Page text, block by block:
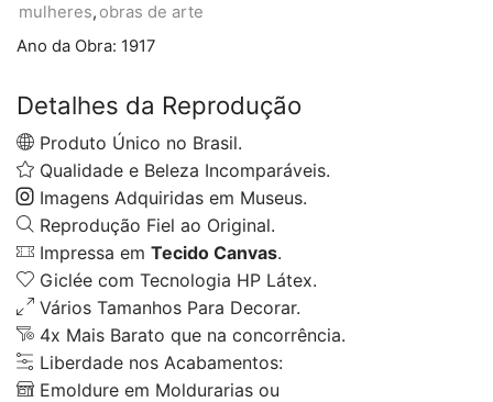
mulheres, obras de arte
Ano da Obra: 1917
Detalhes da Reprodução
Produto Único no Brasil.
Qualidade e Beleza Incomparáveis.
Imagens Adquiridas em Museus.
Reprodução Fiel ao Original.
Impressa em Tecido Canvas.
Giclée com Tecnologia HP Látex.
Vários Tamanhos Para Decorar.
4x Mais Barato que na concorrência.
Liberdade nos Acabamentos:
Emoldure em Moldurarias ou